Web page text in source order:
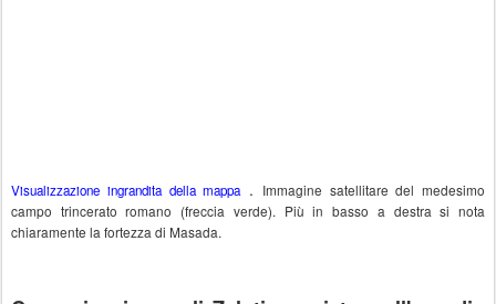
Visualizzazione ingrandita della mappa. Immagine satellitare del medesimo
campo trincerato romano (freccia verde). Più in basso a destra si nota
chiaramente la fortezza di Masada.